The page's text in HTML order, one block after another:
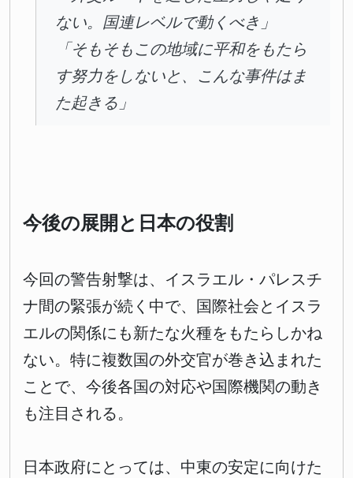
ない。国連レベルで動くべき」
「そもそもこの地域に平和をもたら
す努力をしないと、こんな事件はま
た起きる」
今後の展開と日本の役割
今回の警告射撃は、イスラエル・パレスチ
ナ間の緊張が続く中で、国際社会とイスラ
エルの関係にも新たな火種をもたらしかね
ない。特に複数国の外交官が巻き込まれた
ことで、今後各国の対応や国際機関の動き
も注目される。
日本政府にとっては、中東の安定に向けた